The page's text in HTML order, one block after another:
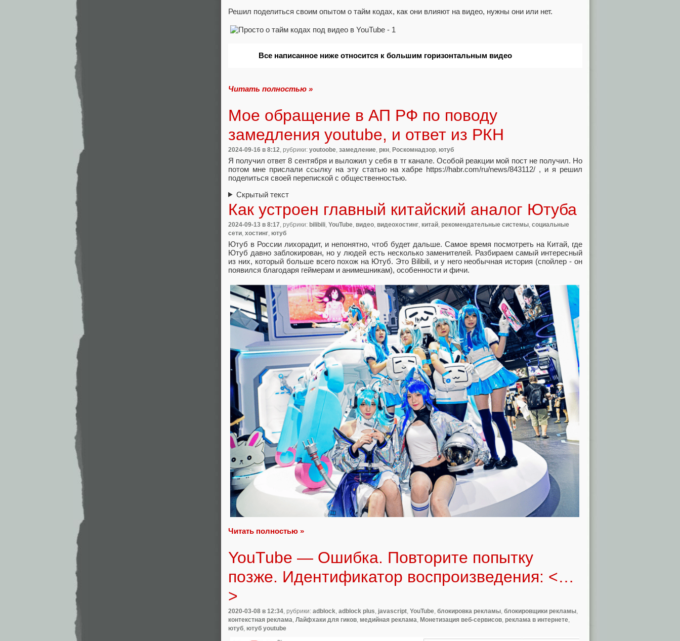
Решил поделиться своим опытом о тайм кодах, как они влияют на видео, нужны они или нет.
Все написанное ниже относится к большим горизонтальным видео
Читать полностью »
Мое обращение в АП РФ по поводу
замедления youtube, и ответ из РКН
2024-09-16 в 8:12, рубрики: youtoobe, замедление, ркн, Роскомнадзор, ютуб
Я получил ответ 8 сентября и выложил у себя в тг канале. Особой реакции мой пост не получил. Но
потом мне прислали ссылку на эту статью на хабре https://habr.com/ru/news/843112/ , и я решил
поделиться своей перепиской с общественностью.
Скрытый текст
Как устроен главный китайский аналог Ютуба
2024-09-13 в 8:17, рубрики: bilibili, YouTube, видео, видеохостинг, китай, рекомендательные системы, социальные
сети, хостинг, ютуб
Ютуб в России лихорадит, и непонятно, чтоб будет дальше. Самое время посмотреть на Китай, где
Ютуб давно заблокирован, но у людей есть несколько заменителей. Разбираем самый интересный
из них, который больше всего похож на Ютуб. Это Bilibili, и у него необычная история (спойлер - он
появился благодаря геймерам и анимешникам), особенности и фичи.
Читать полностью »
YouTube — Ошибка. Повторите попытку
позже. Идентификатор воспроизведения: <…
>
2020-03-08 в 12:34, рубрики: adblock, adblock plus, javascript, YouTube, блокировка рекламы, блокировщики рекламы,
контекстная реклама, Лайфхаки для гиков, медийная реклама, Монетизация веб-сервисов, реклама в интернете,
ютуб, ютуб youtube